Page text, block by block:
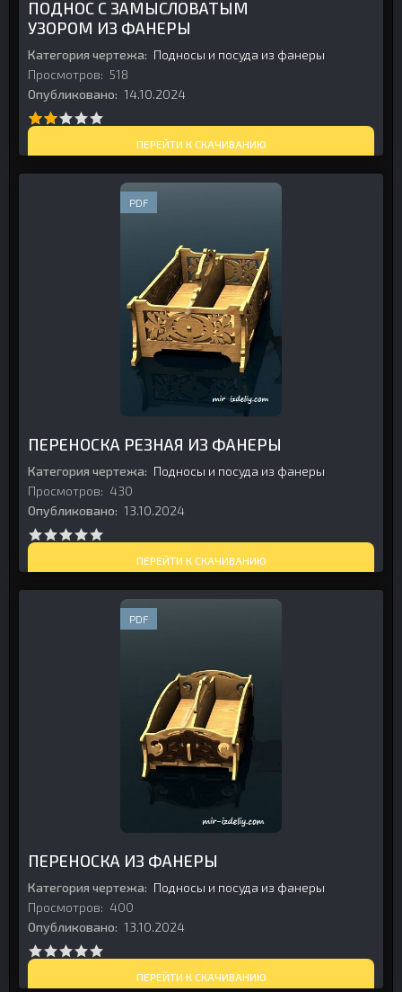
ПОДНОС С ЗАМЫСЛОВАТЫМ
УЗОРОМ ИЗ ФАНЕРЫ
Категория чертежа: Подносы и посуда из фанеры
Просмотров: 518
Опубликовано: 14.10.2024
ПЕРЕЙТИ К СКАЧИВАНИЮ
PDF
ПЕРЕНОСКА РЕЗНАЯ ИЗ ФАНЕРЫ
Категория чертежа: Подносы и посуда из фанеры
Просмотров: 430
Опубликовано: 13.10.2024
ПЕРЕЙТИ К СКАЧИВАНИЮ
PDF
ПЕРЕНОСКА ИЗ ФАНЕРЫ
Категория чертежа: Подносы и посуда из фанеры
Просмотров: 400
Опубликовано: 13.10.2024
ПЕРЕЙТИ К СКАЧИВАНИЮ